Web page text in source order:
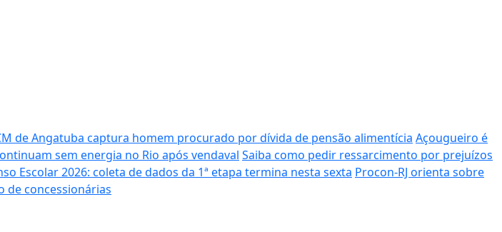
de Angatuba captura homem procurado por dívida de pensão alimentícia Açougueiro é
sem energia no Rio após vendaval Saiba como pedir ressarcimento por prejuízos
Escolar 2026: coleta de dados da 1ª etapa termina nesta sexta Procon-RJ orienta sobre
de concessionárias